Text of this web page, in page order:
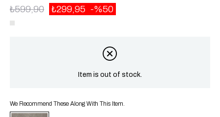
₺599,90 ₺299,95 50
Item is out of stock.
We Recommend These Along With This Item.